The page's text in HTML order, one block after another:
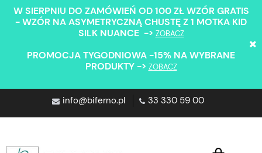
W SIERPNIU DO ZAMÓWIEŃ OD 100 ZŁ WZÓR GRATIS
- WZÓR NA ASYMETRYCZNĄ CHUSTĘ Z 1 MOTKA KID
SILK NUANCE -> ZOBACZ
PROMOCJA TYGODNIOWA -15% NA WYBRANE
PRODUKTY -> ZOBACZ
info@biferno.pl 33 330 59 00